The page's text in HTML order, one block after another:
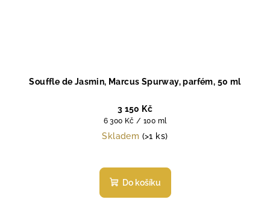
Souffle de Jasmin, Marcus Spurway, parfém, 50 ml
3 150 Kč
Měrná
cena:
6 300 Kč / 100 ml
Skladem (>1 ks)
hodnocení
produktu
Do košíku